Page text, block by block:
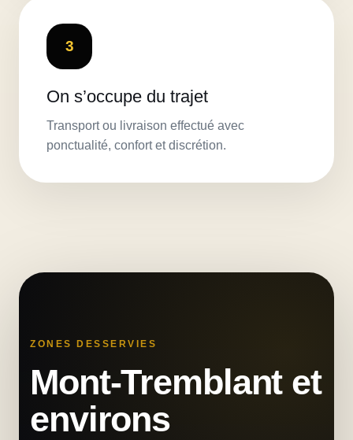
3
On s’occupe du trajet
Transport ou livraison effectué avec
ponctualité, confort et discrétion.
ZONES DESSERVIES
Mont-Tremblant et
environs